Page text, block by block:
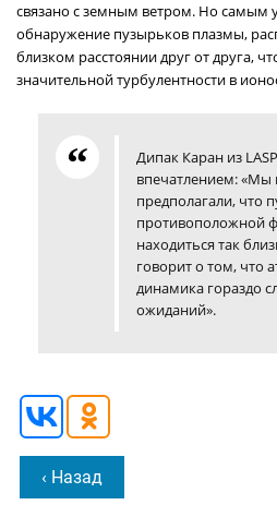
связано с земным ветром. Но самым
обнаружение пузырьков плазмы,
близком расстоянии друг от друга,
значительной турбулентности в
Дипак Каран из
впечатлением: «Мы
предполагали, что
противоположной
находиться так
говорит о том, что
динамика гораздо
ожиданий».
‹ Назад